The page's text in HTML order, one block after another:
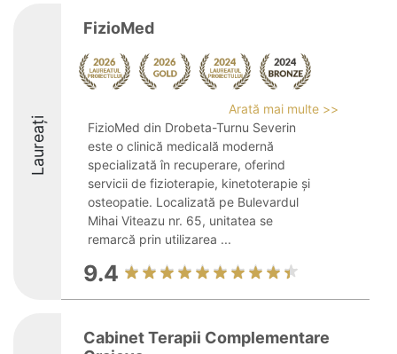
Laureați
FizioMed
Arată mai multe >>
FizioMed din Drobeta-Turnu Severin
este o clinică medicală modernă
specializată în recuperare, oferind
servicii de fizioterapie, kinetoterapie și
osteopatie. Localizată pe Bulevardul
Mihai Viteazu nr. 65, unitatea se
remarcă prin utilizarea ...
9.4
Cabinet Terapii Complementare